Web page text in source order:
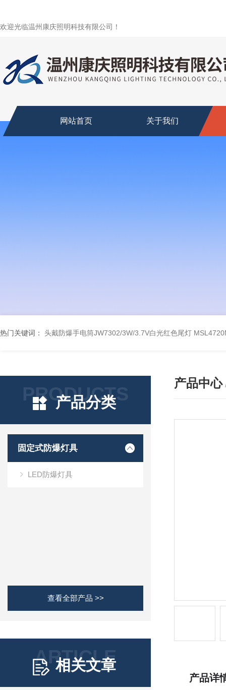
欢迎光临温州康庆照明科技有限公司！
网站首页 关于我们
热门关键词： 头戴防爆手电筒JW7302/3W/3.7V白光红色尾灯
PRODUCTS
产品分类
固定式防爆灯具
LED防爆灯具
查看全部产品 >>
ARTICLE
相关文章
产品中心
产品详